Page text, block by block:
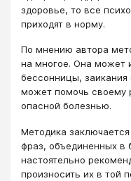
здоровье, то все
приходят в норму.
По мнению автора
на многое. Она может
бессонницы,
может помочь своему
опасной болезнью.
Методика
фраз, объединенных в
настоятельно
произносить их в той